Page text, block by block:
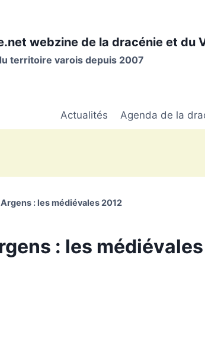
webzine de la dracénie et du
territoire varois depuis 2007
Actualités Agenda de la
: les médiévales 2012
: les